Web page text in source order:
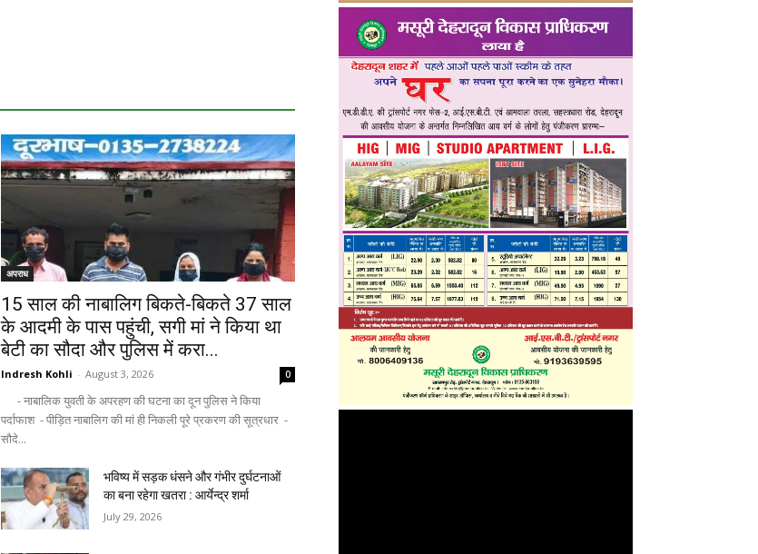
अपराध
15 साल की नाबालिग बिकते-बिकते 37 साल
के आदमी के पास पहुंची, सगी मां ने किया था
बेटी का सौदा और पुलिस में करा...
Indresh Kohli - August 3, 2026 0
- नाबालिक युवती के अपरहण की घटना का दून पुलिस ने किया
पर्दाफाश - पीड़ित नाबालिग की मां ही निकली पूरे प्रकरण की सूत्रधार -
सौदे...
भविष्य में सड़क धंसने और गंभीर दुर्घटनाओं
का बना रहेगा खतरा : आर्येन्द्र शर्मा
July 29, 2026